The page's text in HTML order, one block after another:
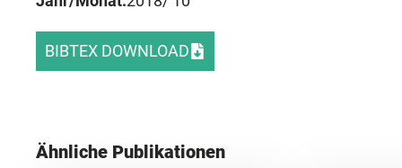
BIBTEX DOWNLOAD
Ähnliche Publikationen